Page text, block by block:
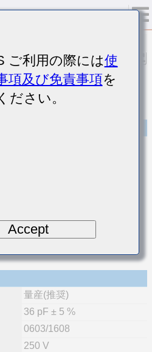
(AEC-Q200 Qualified) 高周波/低損
デンサ]
量産(推奨)
36 pF ± 5 %
0603/1608
250 V
ご利用の際には使
項及び免責事項を
ださい。
Accept